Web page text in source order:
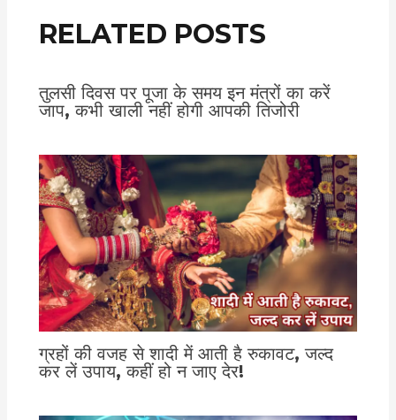
RELATED POSTS
तुलसी दिवस पर पूजा के समय इन मंत्रों का करें
जाप, कभी खाली नहीं होगी आपकी तिजोरी
ग्रहों की वजह से शादी में आती है रुकावट, जल्द
कर लें उपाय, कहीं हो न जाए देर!